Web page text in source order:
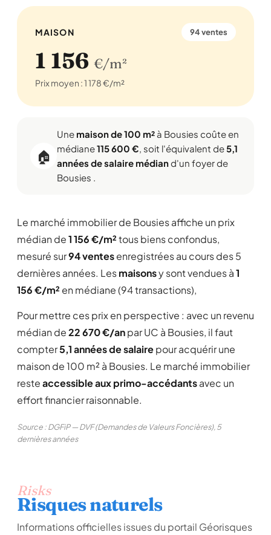
MAISON 94 ventes
1 156 €/m²
Prix moyen : 1 178 €/m²
🏠
Une maison de 100 m² à Bousies coûte en
médiane115 600 €, soit l'équivalent de5,1
années de salaire médiand'un foyer de
Bousies .
Le marché immobilier de Bousies affiche un prix
médian de1 156 €/m²tous biens confondus,
mesuré sur94 ventesenregistrées au cours des 5
dernières années. Lesmaisonsy sont vendues à1
156 €/m² en médiane (94 transactions),
Pour mettre ces prix en perspective : avec un revenu
médian de22 670 €/anpar UC à Bousies, il faut
compter5,1 années de salairepour acquérir une
maison de 100 m² à Bousies. Le marché immobilier
resteaccessible aux primo-accédantsavec un
effort financier raisonnable.
Source : DGFiP — DVF (Demandes de Valeurs Foncières), 5
dernières années
Risks
Risques naturels
Informations officielles issues du portail Géorisques